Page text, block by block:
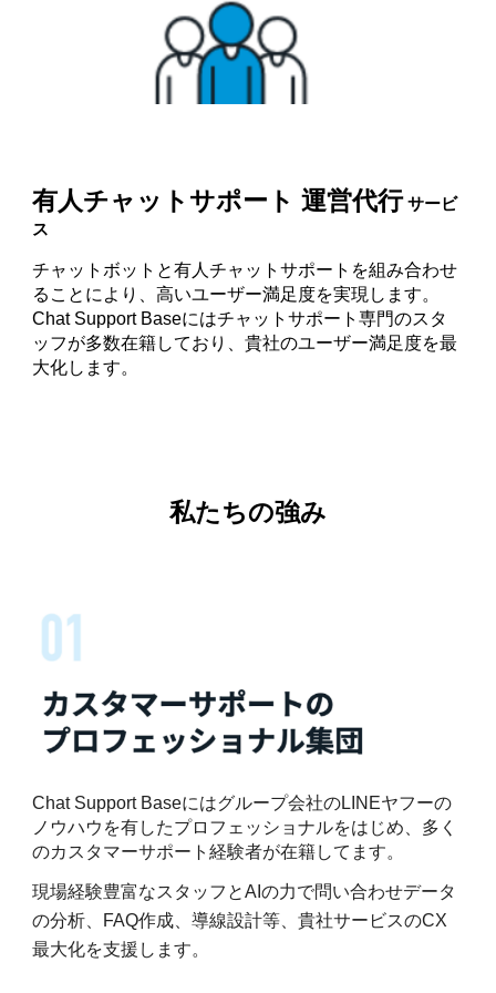
有人チャットサポート 運営代行サービ
ス
チャットボットと有人チャットサポートを組み合わせ
ることにより、高いユーザー満足度を実現します。
Chat Support Baseにはチャットサポート専門のスタ
ッフが多数在籍しており、貴社のユーザー満足度を最
大化します。
私たちの強み
Chat Support Baseにはグループ会社のLINEヤフーの
ノウハウを有したプロフェッショナルをはじめ、多く
のカスタマーサポート経験者が在籍してます。
現場経験豊富なスタッフとAIの力で問い合わせデータ
の分析、FAQ作成、導線設計等、貴社サービスのCX
最大化を支援します。